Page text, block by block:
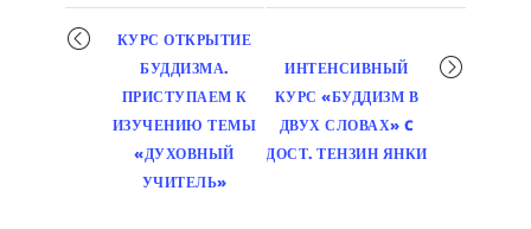
Мероприятие
навигация
КУРС ОТКРЫТИЕ
БУДДИЗМА.
ПРИСТУПАЕМ К
ИЗУЧЕНИЮ ТЕМЫ
«ДУХОВНЫЙ
УЧИТЕЛЬ»
ИНТЕНСИВНЫЙ
КУРС «БУДДИЗМ В
ДВУХ СЛОВАХ» C
ДОСТ. ТЕНЗИН ЯНКИ